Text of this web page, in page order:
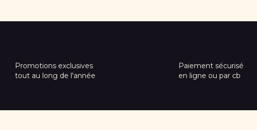
Promotions exclusives
tout au long de l'année
Paiement sécurisé
en ligne ou par cb